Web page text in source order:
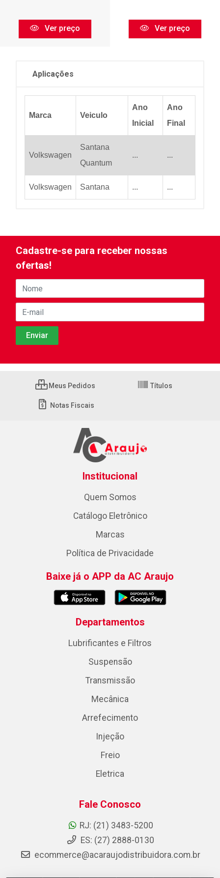
Ver preço Ver preço
Aplicações
Marca Veiculo
Ano
Inicial
Ano
Final
Volkswagen
Santana
Quantum
... ...
Volkswagen Santana ... ...
Cadastre-se para receber nossas
ofertas!
Meus Pedidos Títulos
Notas Fiscais
Institucional
Quem Somos
Catálogo Eletrônico
Marcas
Política de Privacidade
Baixe já o APP da AC Araujo
Departamentos
Lubrificantes e Filtros
Suspensão
Transmissão
Mecânica
Arrefecimento
Injeção
Freio
Eletrica
Fale Conosco
RJ: (21) 3483-5200
ES: (27) 2888-0130
ecommerce@acaraujodistribuidora.com.br